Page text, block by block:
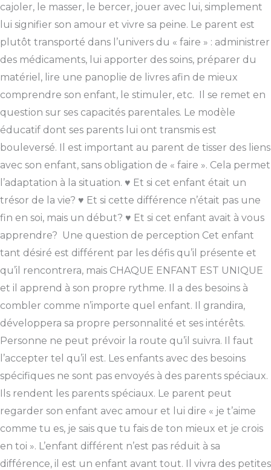
cajoler, le masser, le bercer, jouer avec lui, simplement
lui signifier son amour et vivre sa peine. Le parent est
plutôt transporté dans l’univers du « faire » : administrer
des médicaments, lui apporter des soins, préparer du
matériel, lire une panoplie de livres afin de mieux
comprendre son enfant, le stimuler, etc. Il se remet en
question sur ses capacités parentales. Le modèle
éducatif dont ses parents lui ont transmis est
bouleversé. Il est important au parent de tisser des liens
avec son enfant, sans obligation de « faire ». Cela permet
l’adaptation à la situation. ♥ Et si cet enfant était un
trésor de la vie? ♥ Et si cette différence n’était pas une
fin en soi, mais un début? ♥ Et si cet enfant avait à vous
apprendre? Une question de perception Cet enfant
tant désiré est différent par les défis qu’il présente et
qu’il rencontrera, mais CHAQUE ENFANT EST UNIQUE
et il apprend à son propre rythme. Il a des besoins à
combler comme n’importe quel enfant. Il grandira,
développera sa propre personnalité et ses intérêts.
Personne ne peut prévoir la route qu’il suivra. Il faut
l’accepter tel qu’il est. Les enfants avec des besoins
spécifiques ne sont pas envoyés à des parents spéciaux.
Ils rendent les parents spéciaux. Le parent peut
regarder son enfant avec amour et lui dire « je t’aime
comme tu es, je sais que tu fais de ton mieux et je crois
en toi ». L’enfant différent n’est pas réduit à sa
différence, il est un enfant avant tout. Il vivra des petites